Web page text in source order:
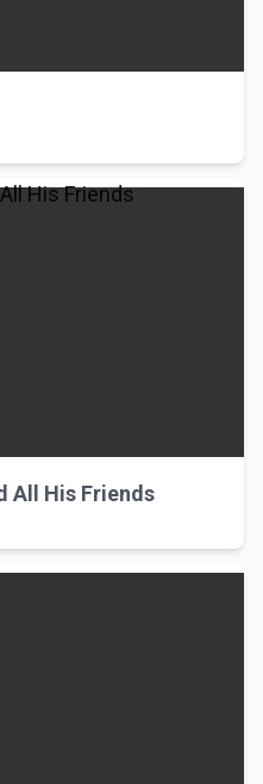
All His Friends